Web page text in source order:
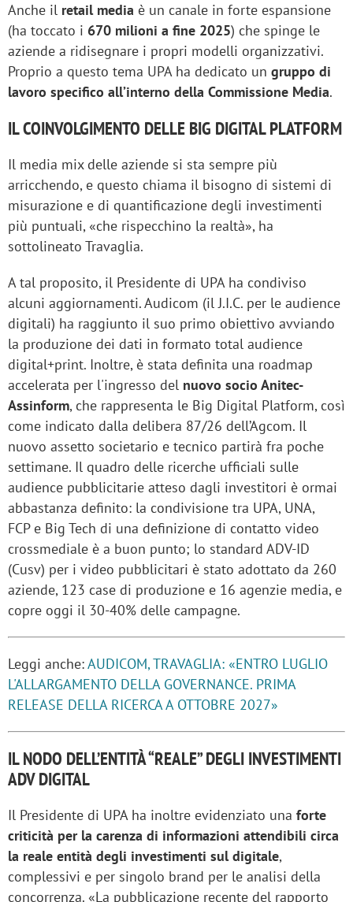
Anche il retail media è un canale in forte espansione
(ha toccato i 670 milioni a fine 2025) che spinge le
aziende a ridisegnare i propri modelli organizzativi.
Proprio a questo tema UPA ha dedicato un gruppo di
lavoro specifico all’interno della Commissione Media.
IL COINVOLGIMENTO DELLE BIG DIGITAL PLATFORM
Il media mix delle aziende si sta sempre più
arricchendo, e questo chiama il bisogno di sistemi di
misurazione e di quantificazione degli investimenti
più puntuali, «che rispecchino la realtà», ha
sottolineato Travaglia.
A tal proposito, il Presidente di UPA ha condiviso
alcuni aggiornamenti. Audicom (il J.I.C. per le audience
digitali) ha raggiunto il suo primo obiettivo avviando
la produzione dei dati in formato total audience
digital+print. Inoltre, è stata definita una roadmap
accelerata per l'ingresso del nuovo socio Anitec-
Assinform, che rappresenta le Big Digital Platform, così
come indicato dalla delibera 87/26 dell’Agcom. Il
nuovo assetto societario e tecnico partirà fra poche
settimane. Il quadro delle ricerche ufficiali sulle
audience pubblicitarie atteso dagli investitori è ormai
abbastanza definito: la condivisione tra UPA, UNA,
FCP e Big Tech di una definizione di contatto video
crossmediale è a buon punto; lo standard ADV-ID
(Cusv) per i video pubblicitari è stato adottato da 260
aziende, 123 case di produzione e 16 agenzie media, e
copre oggi il 30-40% delle campagne.
Leggi anche:AUDICOM, TRAVAGLIA: «ENTRO LUGLIO
L'ALLARGAMENTO DELLA GOVERNANCE. PRIMA
RELEASE DELLA RICERCA A OTTOBRE 2027»
IL NODO DELL’ENTITÀ “REALE” DEGLI INVESTIMENTI
ADV DIGITAL
Il Presidente di UPA ha inoltre evidenziato una forte
criticità per la carenza di informazioni attendibili circa
la reale entità degli investimenti sul digitale,
complessivi e per singolo brand per le analisi della
concorrenza. «La pubblicazione recente del rapporto